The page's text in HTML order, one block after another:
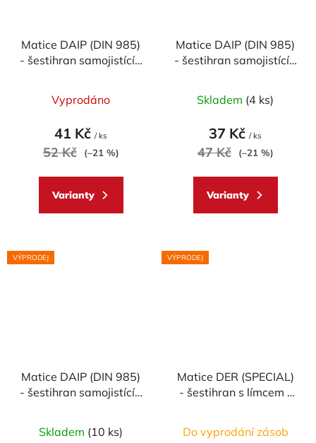
Matice DAIP (DIN 985)
- šestihran samojistící -
Vyprodáno
41 Kč / ks
52 Kč (–21 %)
Varianty
Matice DAIP (DIN 985)
- šestihran samojistící -
Skladem (4 ks)
37 Kč / ks
47 Kč (–21 %)
Varianty
VÝPRODEJ
Matice DAIP (DIN 985)
- šestihran samojistící -
Skladem (10 ks)
VÝPRODEJ
Matice DER (SPECIAL)
- šestihran s límcem -
Do vyprodání zásob